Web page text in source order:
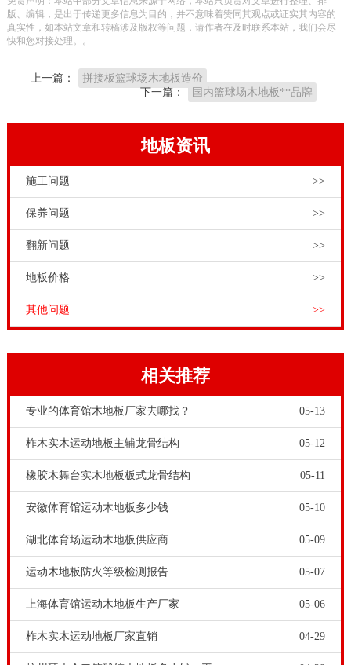
版、编辑，是出于传递更多信息为目的，并不意味着赞同其观点或证实其内容的
真实性，如本站文章和转稿涉及版权等问题，请作者在及时联系本站，我们会尽
快和您对接处理。。
上一篇：
拼接板篮球场木地板造价
下一篇：
国内篮球场木地板**品牌
地板资讯
施工问题 >>
保养问题 >>
翻新问题 >>
地板价格 >>
其他问题 >>
相关推荐
专业的体育馆木地板厂家去哪找？ 05-13
柞木实木运动地板主辅龙骨结构 05-12
橡胶木舞台实木地板板式龙骨结构 05-11
安徽体育馆运动木地板多少钱 05-10
湖北体育场运动木地板供应商 05-09
运动木地板防火等级检测报告 05-07
上海体育馆运动木地板生产厂家 05-06
柞木实木运动地板厂家直销 04-29